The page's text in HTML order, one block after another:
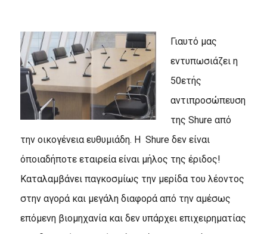
Γιαυτό μας
εντυπωσιάζει η
50ετής
αντιπροσώπευση
της Shure από
την οικογένεια ευθυμιάδη. H Shure δεν είναι
όποιαδήποτε εταιρεία είναι μήλος της έριδος!
Kαταλαμβάνει παγκοσμίως την μερίδα του λέοντος
στην αγορά και μεγάλη διαφορά από την αμέσως
επόμενη βιομηχανία και δεν υπάρχει επιχειρηματίας